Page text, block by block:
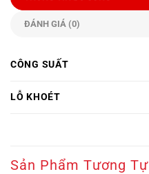
ĐÁNH GIÁ (0)
CÔNG SUẤT
LỖ KHOÉT
Sản Phẩm Tương Tự